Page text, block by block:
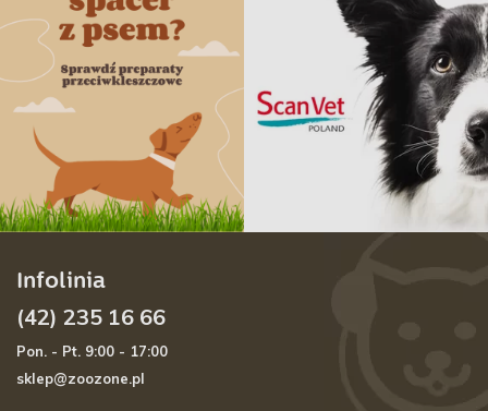
Infolinia
(42) 235 16 66
Pon. - Pt. 9:00 - 17:00
sklep@zoozone.pl